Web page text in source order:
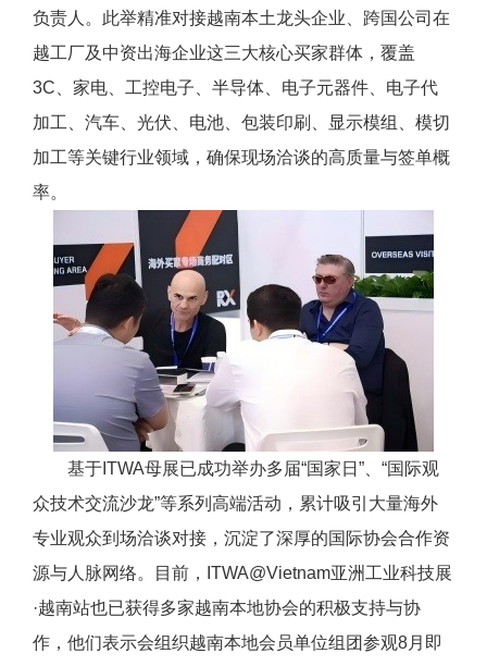
负责人。此举精准对接越南本土龙头企业、跨国公司在
越工厂及中资出海企业这三大核心买家群体，覆盖
3C、家电、工控电子、半导体、电子元器件、电子代
加工、汽车、光伏、电池、包装印刷、显示模组、模切
加工等关键行业领域，确保现场洽谈的高质量与签单概
率。
基于ITWA母展已成功举办多届“国家日”、“国际观
众技术交流沙龙”等系列高端活动，累计吸引大量海外
专业观众到场洽谈对接，沉淀了深厚的国际协会合作资
源与人脉网络。目前，ITWA@Vietnam亚洲工业科技展
·越南站也已获得多家越南本地协会的积极支持与协
作，他们表示会组织越南本地会员单位组团参观8月即